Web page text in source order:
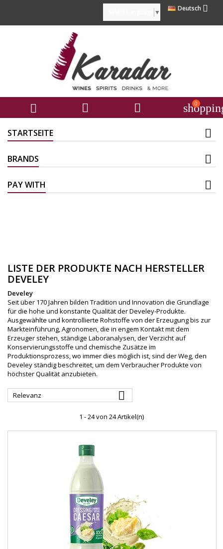
Deutsch 
▼
   0
STARTSEITE
BRANDS
PAY WITH
LISTE DER PRODUKTE NACH HERSTELLER
DEVELEY
Develey
Seit über 170 Jahren bilden Tradition und Innovation die Grundlage
für die hohe und konstante Qualität der Develey-Produkte.
Ausgewählte und kontrollierte Rohstoffe von der Erzeugung bis zur
Markteinführung, Agronomen, die in engem Kontakt mit dem
Erzeuger stehen, ständige Laboranalysen, der Verzicht auf
Konservierungsstoffe und chemische Zusätze im
Produktionsprozess, wo immer dies möglich ist, sind der Weg, den
Develey ständig beschreitet, um dem Verbraucher Produkte von
höchster Qualität anzubieten.
Relevanz 
1 - 24 von 24 Artikel(n)